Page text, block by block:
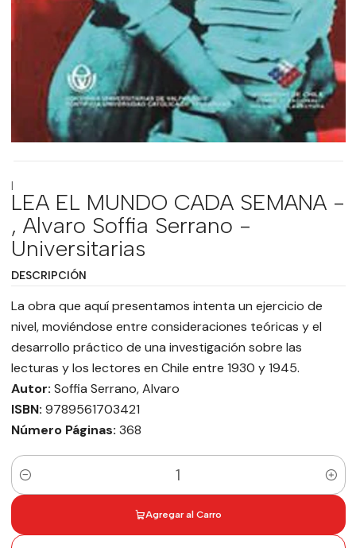
LEA EL MUNDO CADA SEMANA -
, Alvaro Soffia Serrano -
Universitarias
DESCRIPCIÓN
La obra que aquí presentamos intenta un ejercicio de
nivel, moviéndose entre consideraciones teóricas y el
desarrollo práctico de una investigación sobre las
lecturas y los lectores en Chile entre 1930 y 1945.
Autor: Soffia Serrano, Alvaro
ISBN: 9789561703421
Número Páginas: 368
Cantidad
Agregar al Carro